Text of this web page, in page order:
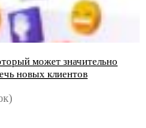
может значительно
новых клиентов